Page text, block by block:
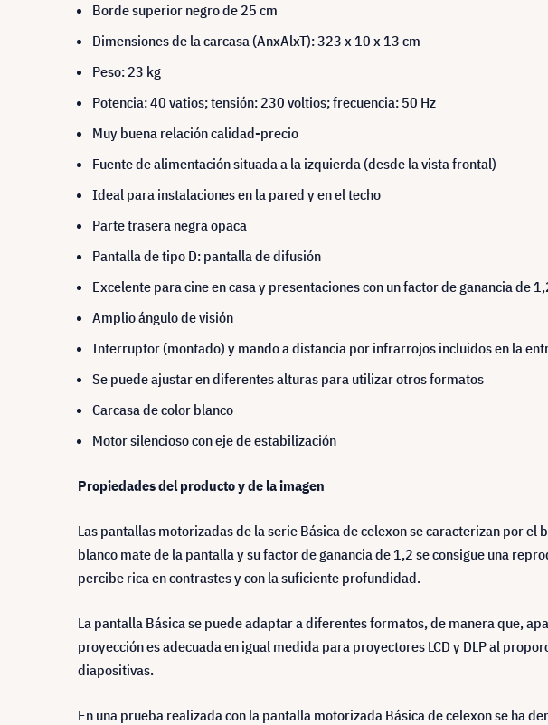
Borde superior negro de 25 cm
Dimensiones de la carcasa (AnxAlxT): 323 x 10 x 13 cm
Peso: 23 kg
Potencia: 40 vatios; tensión: 230 voltios; frecuencia: 50 Hz
Muy buena relación calidad-precio
Fuente de alimentación situada a la izquierda (desde la vista frontal)
Ideal para instalaciones en la pared y en el techo
Parte trasera negra opaca
Pantalla de tipo D: pantalla de difusión
Excelente para cine en casa y presentaciones con un factor de ganancia de
Amplio ángulo de visión
Interruptor (montado) y mando a distancia por infrarrojos incluidos en la
Se puede ajustar en diferentes alturas para utilizar otros formatos
Carcasa de color blanco
Motor silencioso con eje de estabilización
Propiedades del producto y de la imagen
Las pantallas motorizadas de la serie Básica de celexon se caracterizan por
blanco mate de la pantalla y su factor de ganancia de 1,2 se consigue una
percibe rica en contrastes y con la suficiente profundidad.
La pantalla Básica se puede adaptar a diferentes formatos, de manera que,
proyección es adecuada en igual medida para proyectores LCD y DLP al
diapositivas.
En una prueba realizada con la pantalla motorizada Básica de celexon se ha